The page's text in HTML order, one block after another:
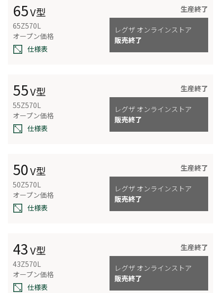
65V型
65Z570L
仕様表
オープン価格
生産終了
レグザ オンラインストア
販売終了
55V型
55Z570L
仕様表
オープン価格
生産終了
レグザ オンラインストア
販売終了
50V型
50Z570L
仕様表
オープン価格
生産終了
レグザ オンラインストア
販売終了
43V型
43Z570L
仕様表
オープン価格
生産終了
レグザ オンラインストア
販売終了